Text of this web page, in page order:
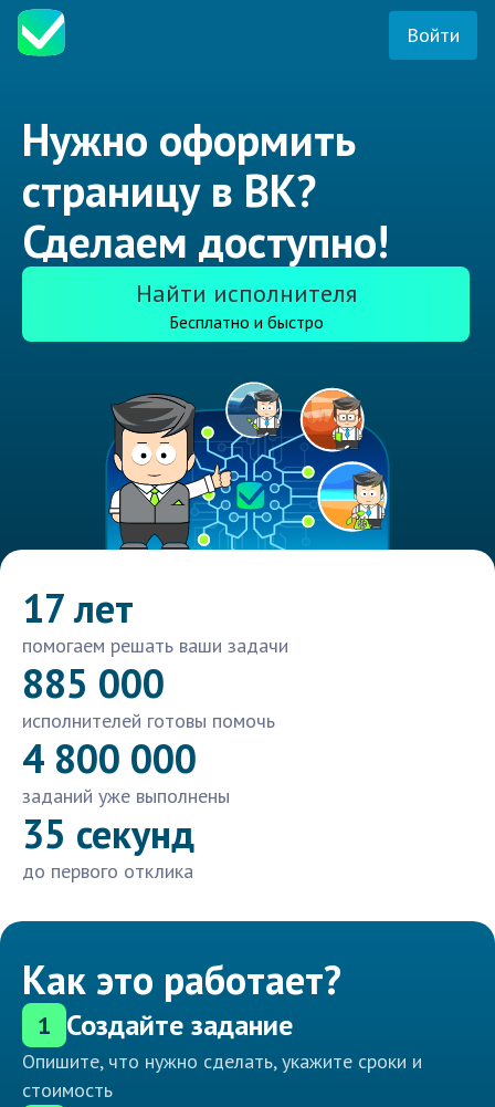
Войти
Нужно оформить
страницу в ВК?
Сделаем доступно!
Найти исполнителя
Бесплатно и быстро
17 лет
помогаем решать ваши задачи
885 000
исполнителей готовы помочь
4 800 000
заданий уже выполнены
35 секунд
до первого отклика
Как это работает?
1 Создайте задание
Опишите, что нужно сделать, укажите сроки и
стоимость